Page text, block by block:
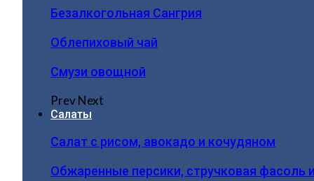
Безалкогольная Сангрия
Облепиховый чай
Смузи овощной
PrevNext
Салаты
Салат с рисом, авокадо и кочудяном
Обжаренные персики, стручковая фасоль